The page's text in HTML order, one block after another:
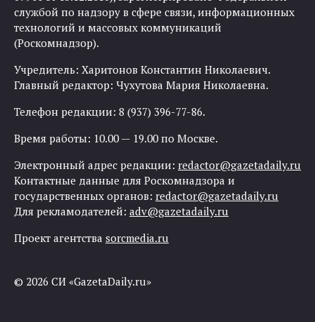
службой по надзору в сфере связи, информационных
технологий и массовых коммуникаций
(Роскомнадзор).
Учредитель: Харитонов Константин Николаевич.
Главный редактор: Чухутова Мария Николаевна.
Телефон редакции: 8 (937) 396-77-86.
Время работы: 10.00 — 19.00 по Москве.
Электронный адрес редакции: redactor@gazetadaily.ru
Контактные данные для Роскомнадзора и
государственных органов: redactor@gazetadaily.ru
Для рекламодателей: adv@gazetadaily.ru
Проект агентства sorcmedia.ru
© 2026 СИ «GazetaDaily.ru»